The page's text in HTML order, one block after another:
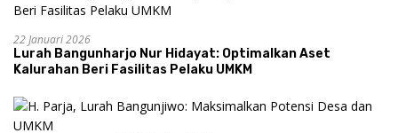
22 Januari 2026
Lurah Bangunharjo Nur Hidayat: Optimalkan Aset
Kalurahan Beri Fasilitas Pelaku UMKM